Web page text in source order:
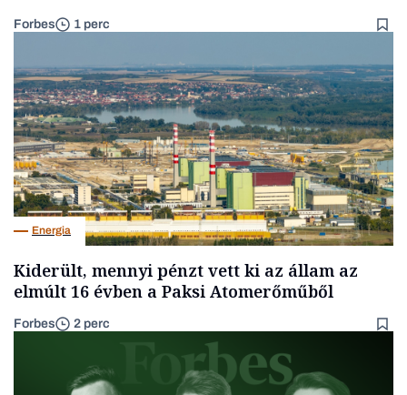
Forbes 1 perc
Energia
Kiderült, mennyi pénzt vett ki az állam az
elmúlt 16 évben a Paksi Atomerőműből
Forbes 2 perc